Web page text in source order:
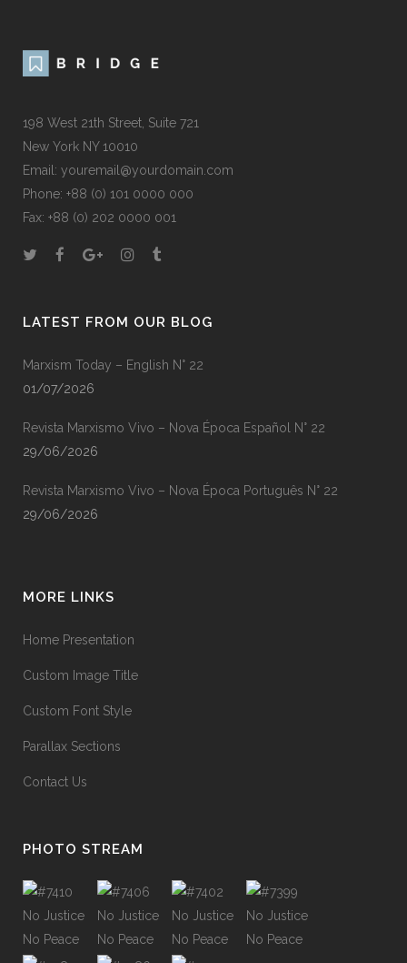
198 West 21th Street, Suite 721
New York NY 10010
Email: youremail@yourdomain.com
Phone: +88 (0) 101 0000 000
Fax: +88 (0) 202 0000 001
LATEST FROM OUR BLOG
Marxism Today – English N° 22
01/07/2026
Revista Marxismo Vivo – Nova Época Español N° 22
29/06/2026
Revista Marxismo Vivo – Nova Época Português N° 22
29/06/2026
MORE LINKS
Home Presentation
Custom Image Title
Custom Font Style
Parallax Sections
Contact Us
PHOTO STREAM